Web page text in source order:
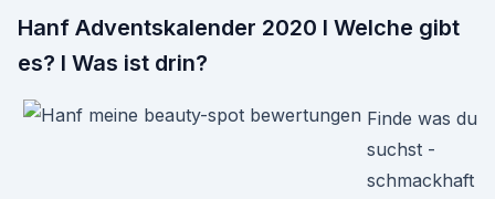
Hanf Adventskalender 2020 I Welche gibt
es? I Was ist drin?
Finde was du
suchst -
schmackhaft